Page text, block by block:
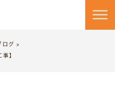
ログ >
】